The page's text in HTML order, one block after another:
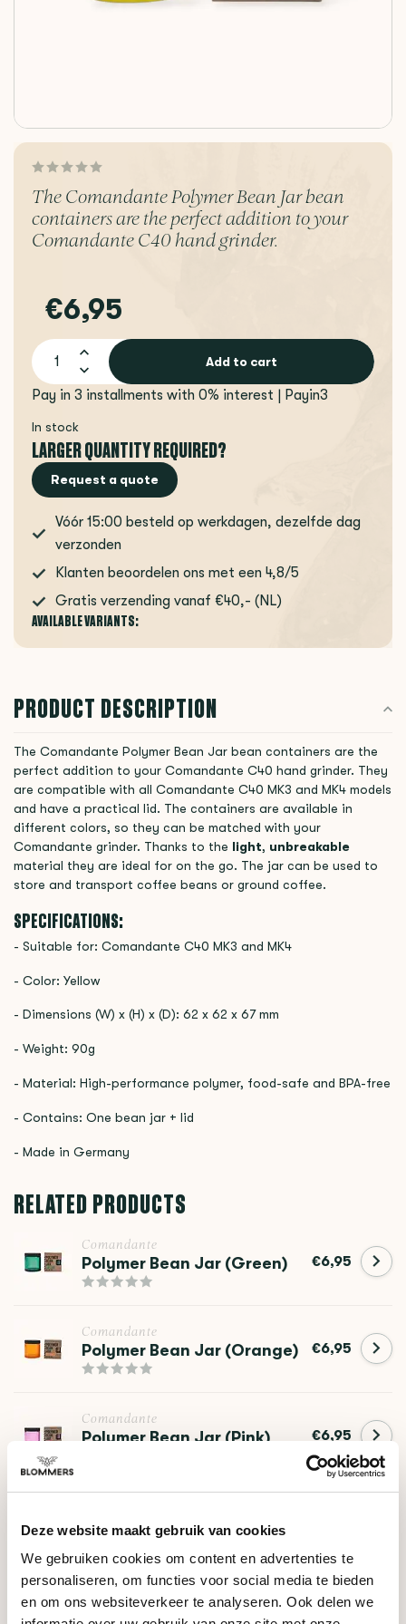
Deze website maakt gebruik van cookies
We gebruiken cookies om content en advertenties te
personaliseren, om functies voor social media te bieden
en om ons websiteverkeer te analyseren. Ook delen we
The Comandante Polymer Bean Jar bean
containers are the perfect addition to your
Comandante C40 hand grinder.
€6,95
Add to cart
Pay in 3 installments with 0% interest | Payin3
In stock
LARGER QUANTITY REQUIRED?
Request a quote
Vóór 15:00 besteld op werkdagen, dezelfde dag
verzonden
Klanten beoordelen ons met een 4,8/5
Gratis verzending vanaf €40,- (NL)
AVAILABLE VARIANTS:
PRODUCT DESCRIPTION
The Comandante Polymer Bean Jar bean containers are the
perfect addition to your Comandante C40 hand grinder. They
are compatible with all Comandante C40 MK3 and MK4 models
and have a practical lid. The containers are available in
different colors, so they can be matched with your
Comandante grinder. Thanks to the light, unbreakable
material they are ideal for on the go. The jar can be used to
store and transport coffee beans or ground coffee.
SPECIFICATIONS:
- Suitable for: Comandante C40 MK3 and MK4
- Color: Yellow
- Dimensions (W) x (H) x (D): 62 x 62 x 67 mm
- Weight: 90g
- Material: High-performance polymer, food-safe and BPA-free
- Contains: One bean jar + lid
- Made in Germany
RELATED PRODUCTS
Comandante
Polymer Bean Jar (Green) €6,95
Comandante
Polymer Bean Jar (Orange) €6,95
Comandante
Polymer Bean Jar (Pink) €6,95
Polymer Bean Jar (Red)
Polymer Bean Jar